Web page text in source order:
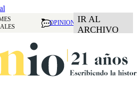
OPINION IR AL
ARCHIVO